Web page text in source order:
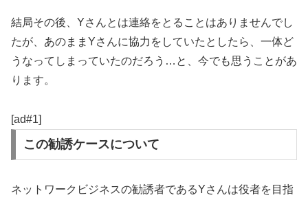
結局その後、Yさんとは連絡をとることはありませんでし
たが、あのままYさんに協力をしていたとしたら、一体ど
うなってしまっていたのだろう…と、今でも思うことがあ
ります。
[ad#1]
この勧誘ケースについて
ネットワークビジネスの勧誘者であるYさんは役者を目指